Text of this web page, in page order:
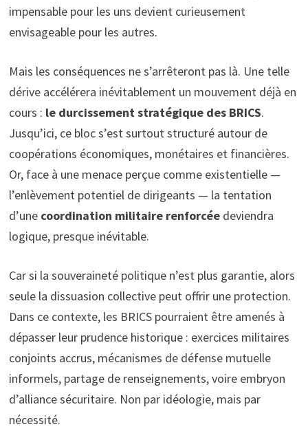
impensable pour les uns devient curieusement
envisageable pour les autres.
Mais les conséquences ne s’arrêteront pas là. Une telle
dérive accélérera inévitablement un mouvement déjà en
cours : le durcissement stratégique des BRICS.
Jusqu’ici, ce bloc s’est surtout structuré autour de
coopérations économiques, monétaires et financières.
Or, face à une menace perçue comme existentielle —
l’enlèvement potentiel de dirigeants — la tentation
d’une coordination militaire renforcéedeviendra
logique, presque inévitable.
Car si la souveraineté politique n’est plus garantie, alors
seule la dissuasion collective peut offrir une protection.
Dans ce contexte, les BRICS pourraient être amenés à
dépasser leur prudence historique : exercices militaires
conjoints accrus, mécanismes de défense mutuelle
informels, partage de renseignements, voire embryon
d’alliance sécuritaire. Non par idéologie, mais par
nécessité.